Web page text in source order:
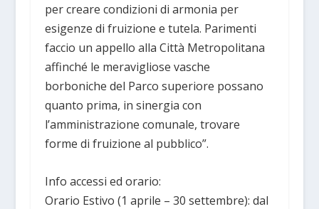
per creare condizioni di armonia per
esigenze di fruizione e tutela. Parimenti
faccio un appello alla Città Metropolitana
affinché le meravigliose vasche
borboniche del Parco superiore possano
quanto prima, in sinergia con
l’amministrazione comunale, trovare
forme di fruizione al pubblico”.
Info accessi ed orario:
Orario Estivo (1 aprile – 30 settembre): dal